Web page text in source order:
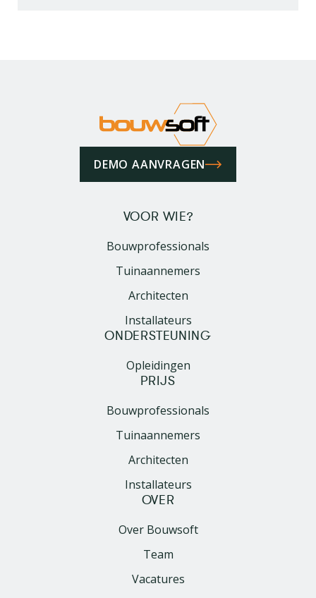
DEMO AANVRAGEN
VOOR WIE?
Bouwprofessionals
Tuinaannemers
Architecten
Installateurs
ONDERSTEUNING
Opleidingen
PRIJS
Bouwprofessionals
Tuinaannemers
Architecten
Installateurs
OVER
Over Bouwsoft
Team
Vacatures